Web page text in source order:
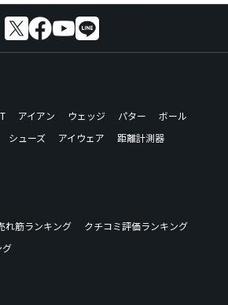
アイアン ウェッジ パター
ボール
シューズ アイウェア
距離計測器
れ筋ランキング
クチコミ評価ランキング
グ